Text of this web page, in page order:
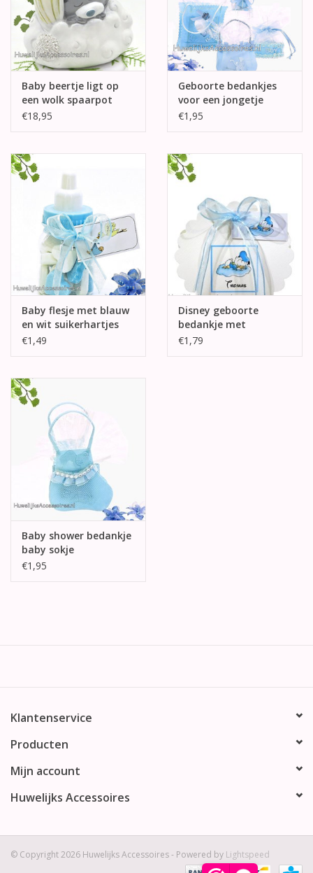
Baby beertje ligt op
een wolk spaarpot
€18,95
Geboorte bedankjes
voor een jongetje
€1,95
Baby flesje met blauw
en wit suikerhartjes
€1,49
Disney geboorte
bedankje met
slapende Donald
€1,79
Baby shower bedankje
baby sokje
€1,95
Klantenservice
Producten
Mijn account
Huwelijks Accessoires
© Copyright 2026 Huwelijks Accessoires - Powered by Lightspeed